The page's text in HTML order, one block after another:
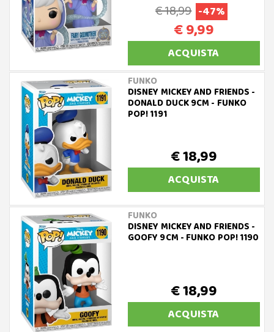
€ 18,99 -47%
€ 9,99
ACQUISTA
FUNKO
DISNEY MICKEY AND FRIENDS -
DONALD DUCK 9CM - FUNKO
POP! 1191
€ 18,99
ACQUISTA
FUNKO
DISNEY MICKEY AND FRIENDS -
GOOFY 9CM - FUNKO POP! 1190
€ 18,99
ACQUISTA